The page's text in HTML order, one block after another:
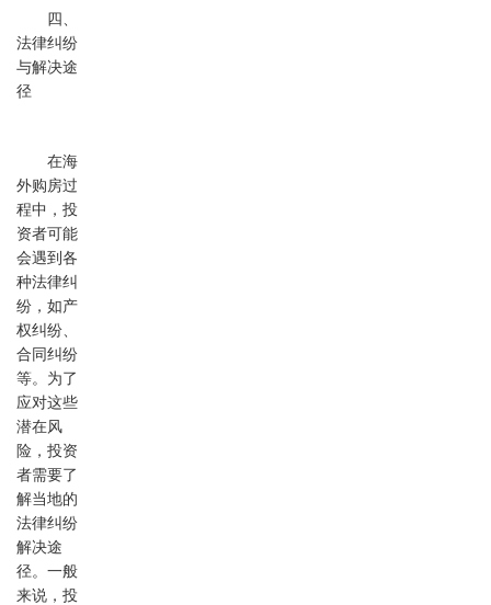
四、
法律纠纷
与解决途
径
在海
外购房过
程中，投
资者可能
会遇到各
种法律纠
纷，如产
权纠纷、
合同纠纷
等。为了
应对这些
潜在风
险，投资
者需要了
解当地的
法律纠纷
解决途
径。一般
来说，投